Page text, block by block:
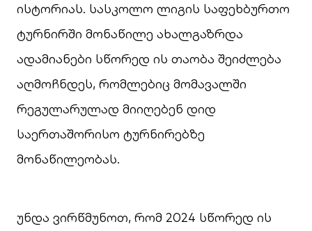
ისტორიას. სასკოლო ლიგის საფეხბურთო
ტურნირში მონაწილე ახალგაზრდა
ადამიანები სწორედ ის თაობა შეიძლება
აღმოჩნდეს, რომლებიც მომავალში
რეგულარულად მიიღებენ დიდ
საერთაშორისო ტურნირებზე
მონაწილეობას.
უნდა ვირწმუნოთ, რომ 2024 სწორედ ის